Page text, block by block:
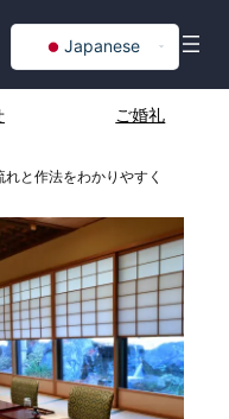
Japanese
ご婚礼
と作法をわかりやすく